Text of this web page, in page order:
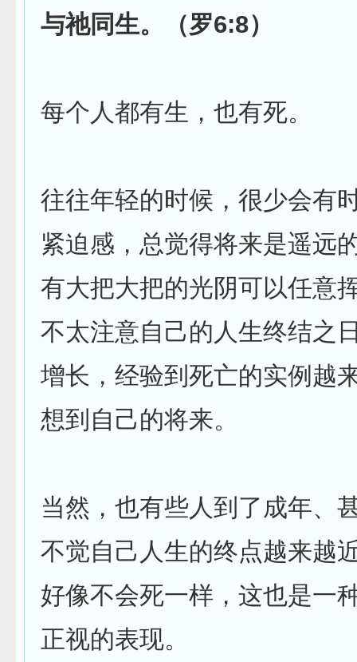
与祂同生。（罗6:8）
每个人都有生，也有死。
往往年轻的时候，很少会有
紧迫感，总觉得将来是遥远
有大把大把的光阴可以任意
不太注意自己的人生终结之
增长，经验到死亡的实例越
想到自己的将来。
当然，也有些人到了成年、
不觉自己人生的终点越来越
好像不会死一样，这也是一
正视的表现。